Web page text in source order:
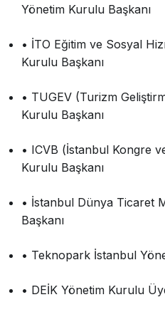
Yönetim Kurulu Başkanı
• İTO Eğitim ve Sosyal
Kurulu Başkanı
• TUGEV (Turizm
Kurulu Başkanı
• ICVB (İstanbul Kongre
Kurulu Başkanı
• İstanbul Dünya Ticaret
Başkanı
• Teknopark İstanbul
• DEİK Yönetim Kurulu